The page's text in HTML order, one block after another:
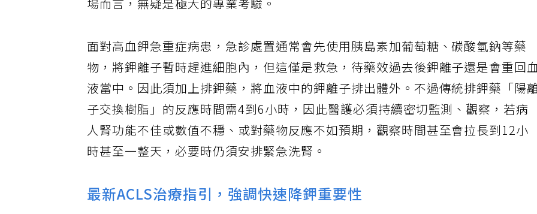
場而言，無疑是極大的專業考驗。
面對高血鉀急重症病患，急診處置通常會先使用胰島素加葡萄糖、碳酸氫鈉等藥
物，將鉀離子暫時趕進細胞內，但這僅是救急，待藥效過去後鉀離子還是會重回
液當中。因此須加上排鉀藥，將血液中的鉀離子排出體外。不過傳統排鉀藥「陽
子交換樹脂」的反應時間需4到6小時，因此醫護必須持續密切監測、觀察，若病
人腎功能不佳或數值不穩、或對藥物反應不如預期，觀察時間甚至會拉長到12小
時甚至一整天，必要時仍須安排緊急洗腎。
最新ACLS治療指引，強調快速降鉀重要性